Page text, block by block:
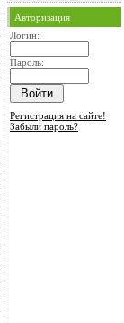
Авторизация
Логин:
Пароль:
Регистрация на сайте!
Забыли пароль?